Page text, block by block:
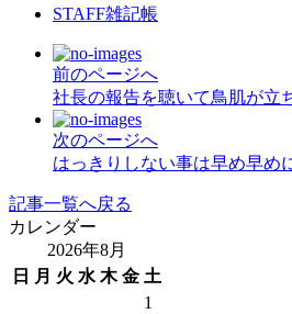
STAFF雑記帳
前のページへ
社長の報告を聴いて鳥肌が立
次のページへ
はっきりしない事は早め早め
記事一覧へ戻る
カレンダー
2026年8月
日
月 火 水 木 金 土
1